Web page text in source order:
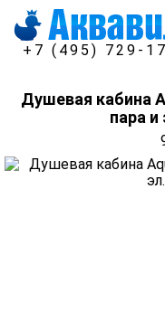
+7 (495) 729-
Душевая кабина
пара и